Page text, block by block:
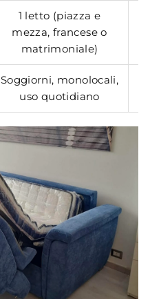
1 letto (piazza e
mezza, francese o
matrimoniale)
Soggiorni, monolocali,
uso quotidiano